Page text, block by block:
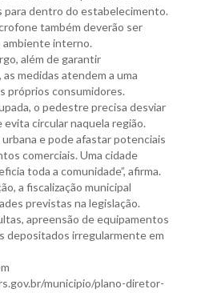
para dentro do estabelecimento.
também deverão ser
ambiente interno.
além de garantir
medidas atendem a uma
próprios consumidores.
o pedestre precisa desviar
circular naquela região.
e pode afastar potenciais
comerciais. Uma cidade
toda a comunidade”, afirma.
a fiscalização municipal
previstas na legislação.
apreensão de equipamentos
depositados irregularmente em
municipio/plano-diretor-